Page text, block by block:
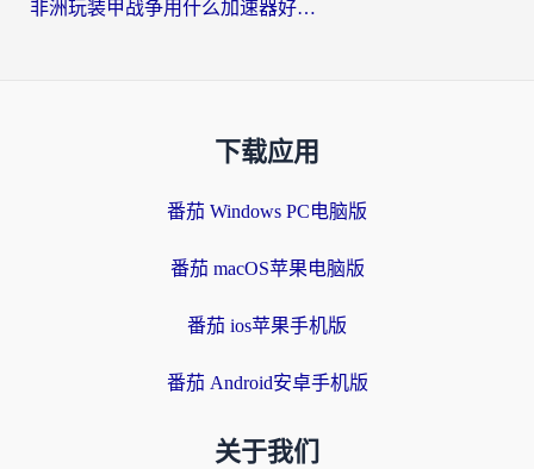
非洲玩装甲战争用什么加速器好？海外党亲测有效的国服游戏加速方案
下载应用
番茄 Windows PC电脑版
番茄 macOS苹果电脑版
番茄 ios苹果手机版
番茄 Android安卓手机版
关于我们